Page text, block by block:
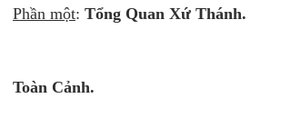
Phần một: Tổng Quan Xứ Thánh.
Toàn Cảnh.